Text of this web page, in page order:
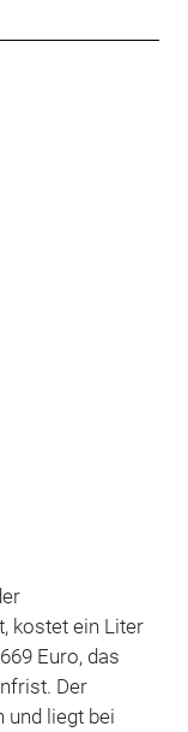
kostet ein Liter
Euro, das
Der
und liegt bei